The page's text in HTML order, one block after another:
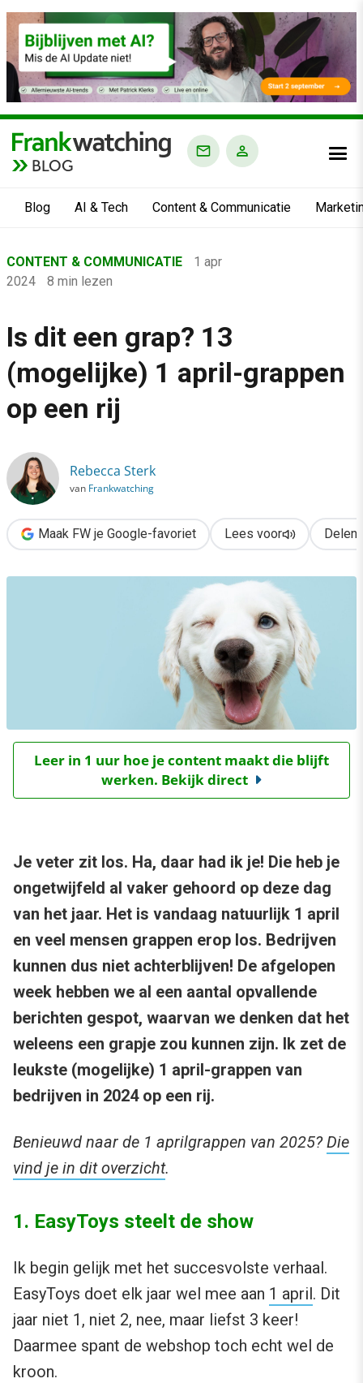
BLOG
Blog AI & Tech Content & Communicatie
›
Content & Communicatie
›
Is dit een grap? 13 (mogelijke) 1 april-grappen op een rij
CONTENT & COMMUNICATIE
1 apr
2024
8 min lezen
Is dit een grap? 13
(mogelijke) 1 april-grappen
op een rij
Rebecca Sterk
van Frankwatching
Maak FW je Google-favoriet Lees voor Delen
Leer in 1 uur hoe je content maakt die blijft
werken. Bekijk direct
Je veter zit los. Ha, daar had ik je! Die heb je
ongetwijfeld al vaker gehoord op deze dag
van het jaar. Het is vandaag natuurlijk 1 april
en veel mensen grappen erop los. Bedrijven
kunnen dus niet achterblijven! De afgelopen
week hebben we al een aantal opvallende
berichten gespot, waarvan we denken dat het
weleens een grapje zou kunnen zijn. Ik zet de
leukste (mogelijke) 1 april-grappen van
bedrijven in 2024 op een rij.
Benieuwd naar de 1 aprilgrappen van 2025?Die
vind je in dit overzicht.
1. EasyToys steelt de show
Ik begin gelijk met het succesvolste verhaal.
EasyToys doet elk jaar wel mee aan 1 april. Dit
jaar niet 1, niet 2, nee, maar liefst 3 keer!
Daarmee spant de webshop toch echt wel de
kroon.